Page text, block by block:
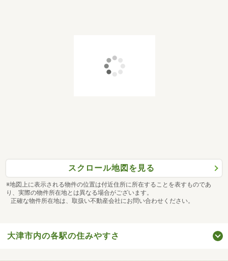
スクロール地図を見る
※地図上に表示される物件の位置は付近住所に所在することを表すものであ
り、実際の物件所在地とは異なる場合がございます。
正確な物件所在地は、取扱い不動産会社にお問い合わせください。
大津市内の各駅の住みやすさ